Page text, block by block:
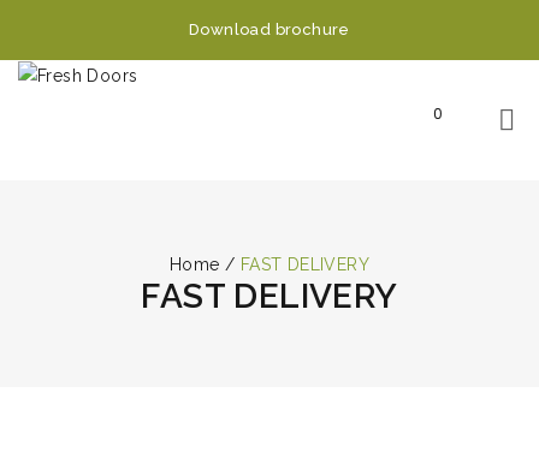
Download brochure
0
Home / FAST DELIVERY
FAST DELIVERY